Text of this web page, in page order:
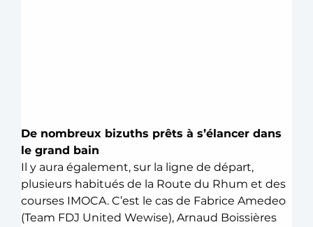
De nombreux bizuths prêts à s’élancer dans
le grand bain
Il y aura également, sur la ligne de départ,
plusieurs habitués de la Route du Rhum et des
courses IMOCA. C’est le cas de Fabrice Amedeo
(Team FDJ United Wewise), Arnaud Boissières